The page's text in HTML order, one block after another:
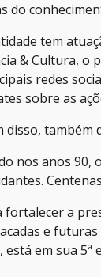
do
tem
& Cultura, o
redes
sobre as
disso, também
nos anos 90,
fortalecer a
e
está em sua 5ª